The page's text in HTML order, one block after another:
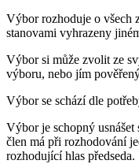
Výbor rozhoduje o všech
stanovami vyhrazeny
Výbor si může zvolit ze
výboru, nebo jím
Výbor se schází dle
Výbor je schopný
člen má při rozhodování
rozhodující hlas předseda.